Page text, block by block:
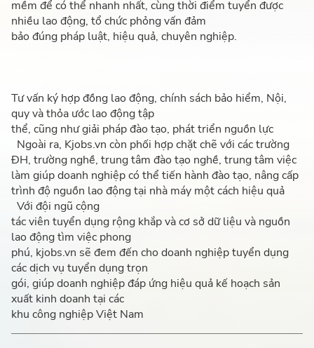
mềm để có thể nhanh nhất, cùng thời điểm tuyển được
nhiều lao động, tổ chức phỏng vấn đảm
bảo đúng pháp luật, hiệu quả, chuyên nghiệp.
Tư vấn ký hợp đồng lao động, chính sách bảo hiểm, Nội,
quy và thỏa ước lao động tập
thể, cũng như giải pháp đào tạo, phát triển nguồn lực
ra, Kjobs.vn còn phối hợp chặt chẽ với các trường
ĐH, trường nghề, trung tâm đào tạo nghề, trung tâm việc
làm giúp doanh nghiệp có thể tiến hành đào tạo, nâng cấp
trình độ nguồn lao động tại nhà máy một cách hiệu quả
Với đội ngũ cộng
tác viên tuyển dụng rộng khắp và cơ sở dữ liệu và nguồn
lao động tìm việc phong
phú, kjobs.vn sẽ đem đến cho doanh nghiệp tuyển dụng
các dịch vụ tuyển dụng trọn
gói, giúp doanh nghiệp đáp ứng hiệu quả kế hoạch sản
xuất kinh doanh tại các
khu công nghiệp Việt Nam